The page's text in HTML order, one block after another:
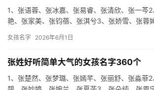
1、张语蓉、张冰嘉、张易睿、张清欣、张一芩
艳、张家美、张钧蓓、张淇兮3、张娇雪、张蓉
淇、…
女孩名字 2026年6月1日
张姓好听简单大气的女孩名字360个
1、张楚然、张梦璐、张嫣芊、张丽舒、张淼菲